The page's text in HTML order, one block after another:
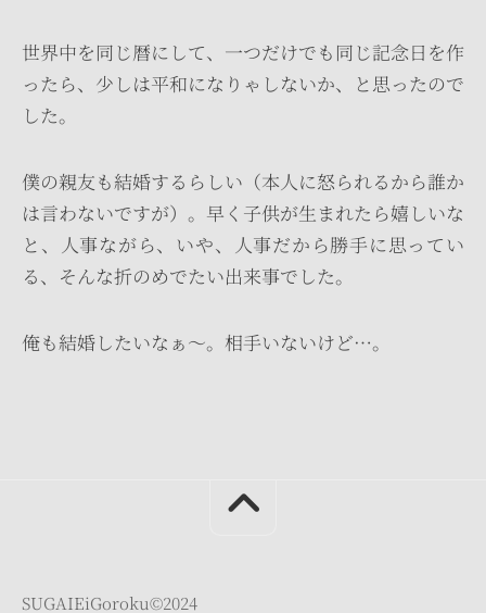
世界中を同じ暦にして、一つだけでも同じ記念日を作
ったら、少しは平和になりゃしないか、と思ったので
した。
僕の親友も結婚するらしい（本人に怒られるから誰か
は言わないですが）。早く子供が生まれたら嬉しいな
と、人事ながら、いや、人事だから勝手に思ってい
る、そんな折のめでたい出来事でした。
俺も結婚したいなぁ～。相手いないけど…。
SUGAIEiGoroku©︎2024